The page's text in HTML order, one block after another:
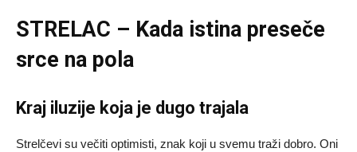
STRELAC – Kada istina preseče
srce na pola
Kraj iluzije koja je dugo trajala
Strelčevi su večiti optimisti, znak koji u svemu traži dobro. Oni